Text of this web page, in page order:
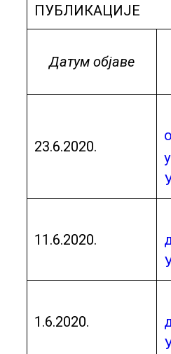
ПУБЛИКАЦИЈЕ
Датум објаве
23.6.2020.
11.6.2020.
1.6.2020.